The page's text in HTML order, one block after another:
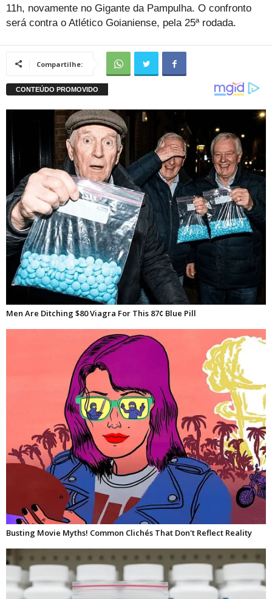
11h, novamente no Gigante da Pampulha. O confronto
será contra o Atlético Goianiense, pela 25ª rodada.
Compartilhe: